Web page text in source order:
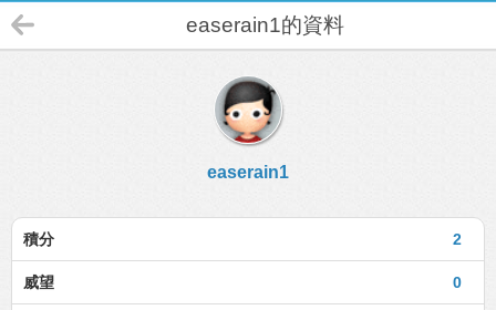
easerain1的資料
easerain1
2
積分
0
威望